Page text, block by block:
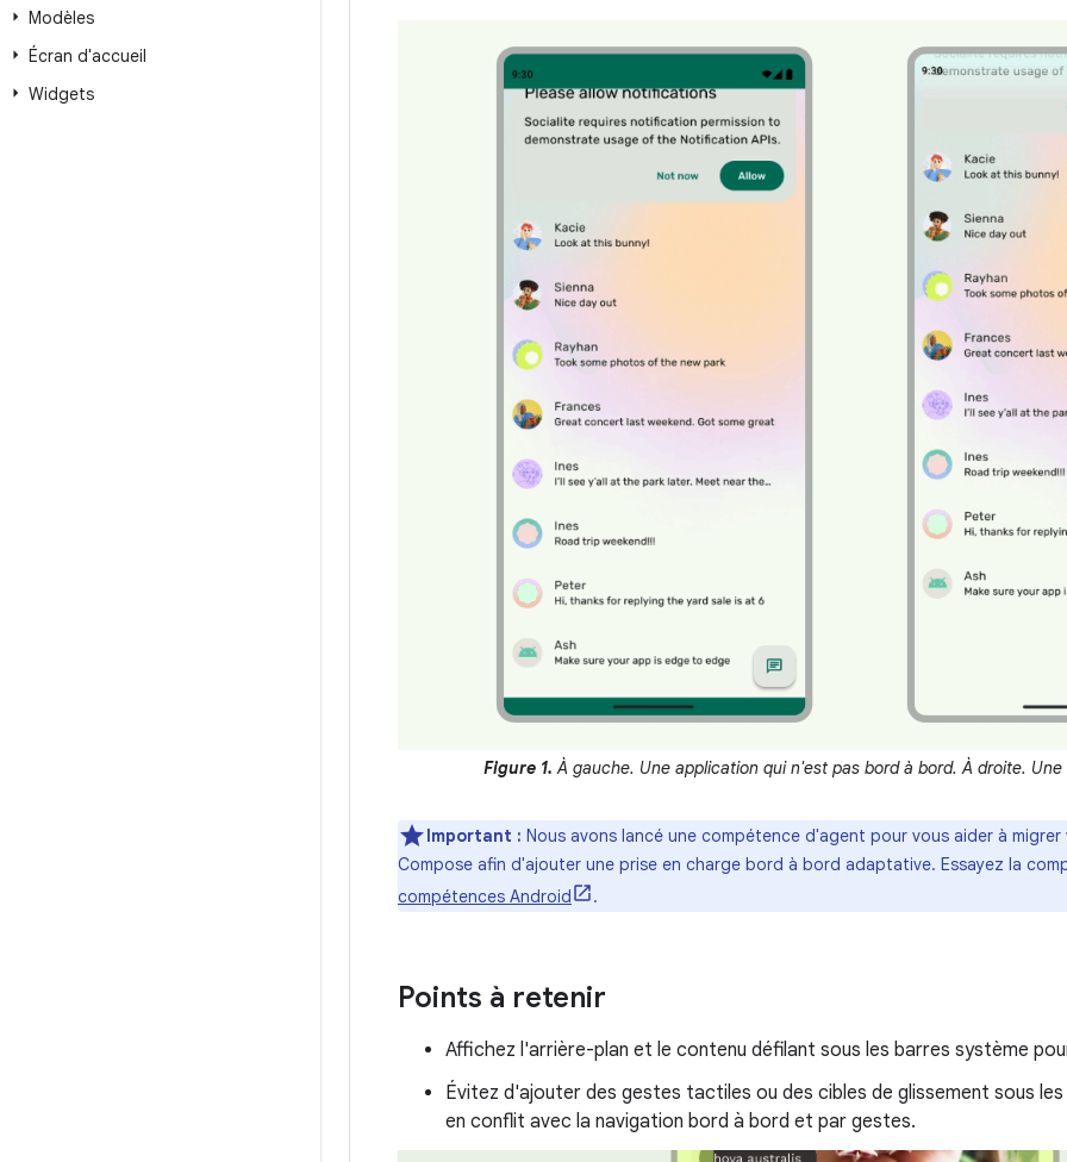
Modèles
Écran d'accueil
Widgets
Figure 1. À gauche. Une application qui n'est pas bord à bord. À droite.
Important : Nous avons lancé une compétence d'agent pour vous aider à
Compose afin d'ajouter une prise en charge bord à bord adaptative. Essayez la
compétences Android
.
Points à retenir
Affichez l'arrière-plan et le contenu défilant sous les barres système
Évitez d'ajouter des gestes tactiles ou des cibles de glissement sous
en conflit avec la navigation bord à bord et par gestes.